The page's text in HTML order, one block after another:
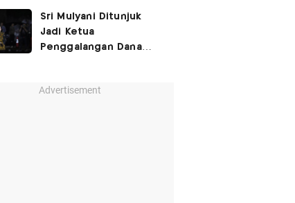
Sri Mulyani Ditunjuk
Jadi Ketua
Penggalangan Dana
Advertisement